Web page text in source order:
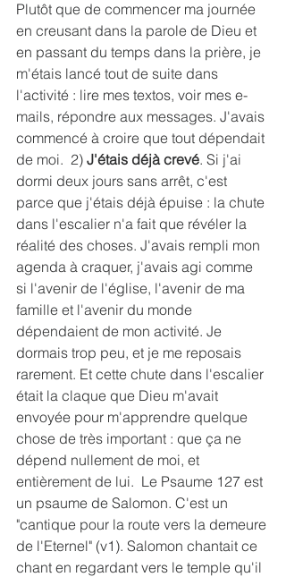
Plutôt que de commencer ma journée
en creusant dans la parole de Dieu et
en passant du temps dans la prière, je
m'étais lancé tout de suite dans
l'activité : lire mes textos, voir mes e-
mails, répondre aux messages. J'avais
commencé à croire que tout dépendait
de moi.  2) J'étais déjà crevé. Si j'ai
dormi deux jours sans arrêt, c'est
parce que j'étais déjà épuise : la chute
dans l'escalier n'a fait que révéler la
réalité des choses. J'avais rempli mon
agenda à craquer, j'avais agi comme
si l'avenir de l'église, l'avenir de ma
famille et l'avenir du monde
dépendaient de mon activité. Je
dormais trop peu, et je me reposais
rarement. Et cette chute dans l'escalier
était la claque que Dieu m'avait
envoyée pour m'apprendre quelque
chose de très important : que ça ne
dépend nullement de moi, et
entièrement de lui.  Le Psaume 127 est
un psaume de Salomon. C'est un
"cantique pour la route vers la demeure
de l'Eternel" (v1). Salomon chantait ce
chant en regardant vers le temple qu'il